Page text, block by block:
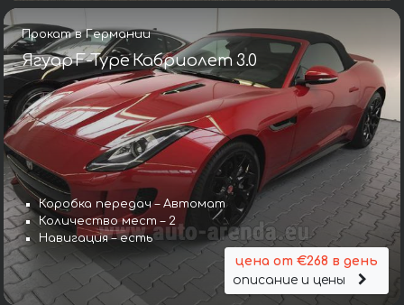
Прокат в Германии
Ягуар F-Type Кабриолет 3.0
Коробка передач – Автомат
Количество мест – 2
Навигация – есть
цена от €268 в день
описание и цены